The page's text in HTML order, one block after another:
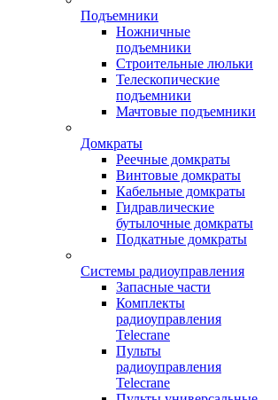
Подъемники
Ножничные
подъемники
Строительные люльки
Телескопические
подъемники
Мачтовые подъемники
Домкраты
Реечные домкраты
Винтовые домкраты
Кабельные домкраты
Гидравлические
бутылочные домкраты
Подкатные домкраты
Системы радиоуправления
Запасные части
Комплекты
радиоуправления
Telecrane
Пульты
радиоуправления
Telecrane